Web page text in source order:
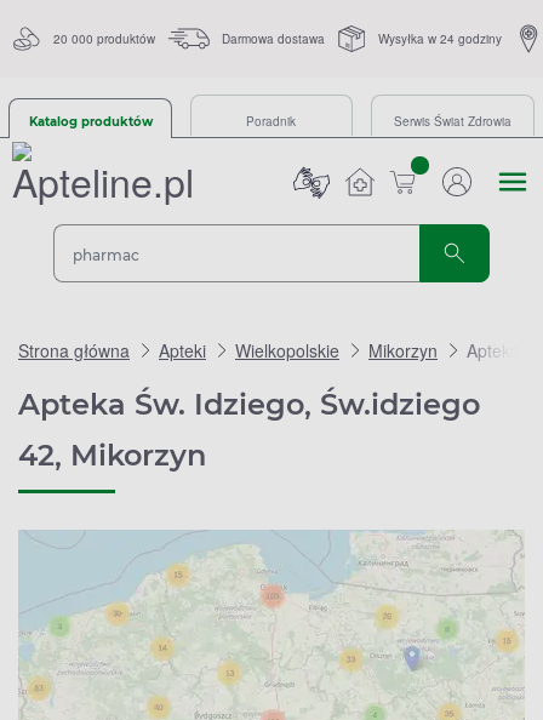
20 000 produktów Darmowa dostawa Wysyłka w 24 godziny
Katalog produktów Poradnik Serwis Świat Zdrowia
sztuk
Strona główna Apteki Wielkopolskie Mikorzyn Apteka
Apteka Św. Idziego, Św.idziego
42, Mikorzyn